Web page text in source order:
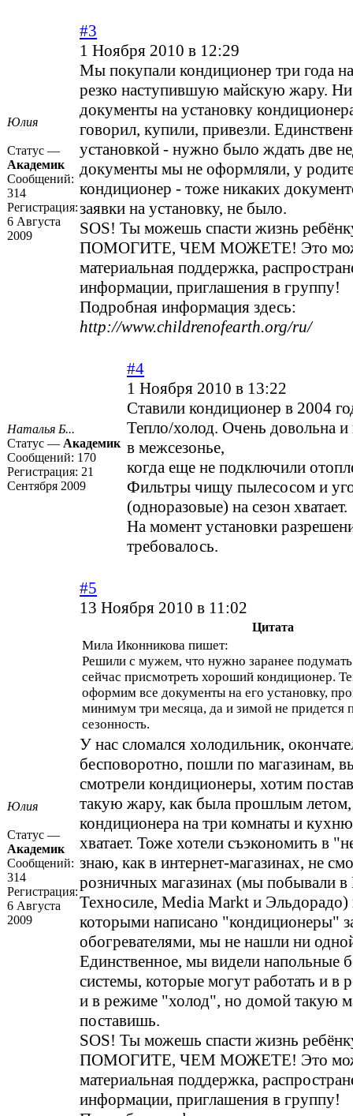
Юлия
Статус —
Академик
Сообщений:
314
Регистрация:
6 Августа
2009
#3
1 Ноября 2010 в 12:29
Мы покупали кондиционер три года
резко наступившую майскую жару. Ни
документы на установку
говорил, купили, привезли.
установкой - нужно было ждать две
документы мы не оформляли, у
кондиционер - тоже никаких
заявки на установку, не было.
SOS! Ты можешь спасти жизнь
ПОМОГИТЕ, ЧЕМ МОЖЕТЕ! Это
материальная поддержка,
информации, приглашения в группу!
Подробная информация здесь:
http://www.childrenofearth.org/ru/
Наталья Б...
Статус — Академик
Сообщений: 170
Регистрация: 21
Сентября 2009
#4
1 Ноября 2010 в 13:22
Ставили кондиционер в 2004
Тепло/холод. Очень довольна и
в межсезонье,
когда еще не подключили
Фильтры чищу пылесосом и
(одноразовые) на сезон хватает.
На момент установки
требовалось.
Юлия
Статус —
Академик
Сообщений:
314
Регистрация:
6 Августа
2009
#5
13 Ноября 2010 в 11:02
Цитата
Мила Иконникова пишет:
Решили с мужем, что нужно заранее
сейчас присмотреть хороший кондиционер.
оформим все документы на его установку,
минимум три месяца, да и зимой не придется
сезонность.
У нас сломался холодильник,
бесповоротно, пошли по магазинам,
смотрели кондиционеры, хотим
такую жару, как была прошлым
кондиционера на три комнаты и
хватает. Тоже хотели съэкономить в
знаю, как в интернет-магазинах, не
розничных магазинах (мы побывали
Техносиле, Media Markt и Эльдорадо)
которыми написано "кондиционеры"
обогревателями, мы не нашли ни
Единственное, мы видели напольные
системы, которые могут работать и в
и в режиме "холод", но домой такую
поставишь.
SOS! Ты можешь спасти жизнь
ПОМОГИТЕ, ЧЕМ МОЖЕТЕ! Это
материальная поддержка,
информации, приглашения в группу!